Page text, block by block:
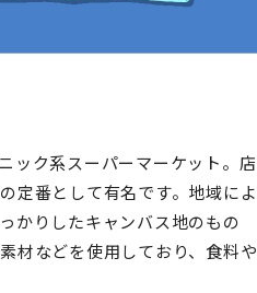
ック系スーパーマーケット。店
定番として有名です。地域によ
かりしたキャンバス地のもの
材などを使用しており、食料や